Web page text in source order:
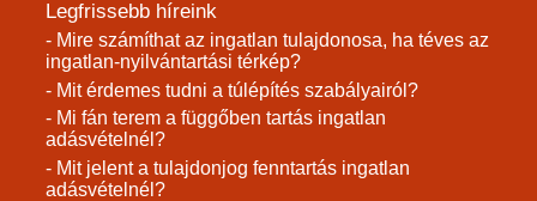
Legfrissebb híreink
- Mire számíthat az ingatlan tulajdonosa, ha téves az
ingatlan-nyilvántartási térkép?
- Mit érdemes tudni a túlépítés szabályairól?
- Mi fán terem a függőben tartás ingatlan
adásvételnél?
- Mit jelent a tulajdonjog fenntartás ingatlan
adásvételnél?